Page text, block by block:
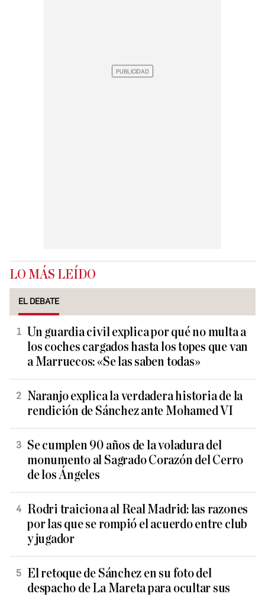
LO MÁS LEÍDO
EL DEBATE
Un guardia civil explica por qué no multa a
los coches cargados hasta los topes que van
a Marruecos: «Se las saben todas»
Naranjo explica la verdadera historia de la
rendición de Sánchez ante Mohamed VI
Se cumplen 90 años de la voladura del
monumento al Sagrado Corazón del Cerro
de los Ángeles
Rodri traiciona al Real Madrid: las razones
por las que se rompió el acuerdo entre club
y jugador
El retoque de Sánchez en su foto del
despacho de La Mareta para ocultar sus